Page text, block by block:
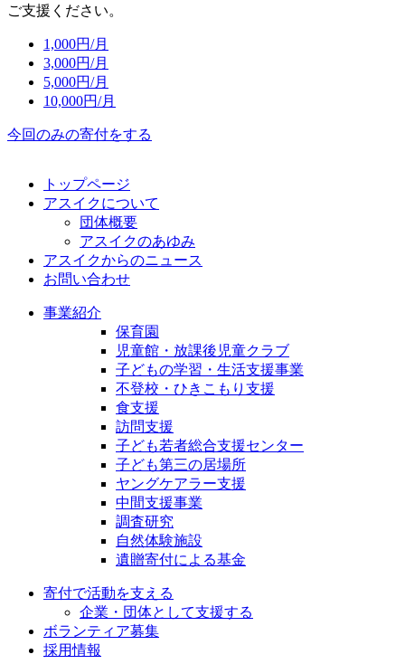
ご支援ください。
1,000円/月
3,000円/月
5,000円/月
10,000円/月
今回のみの寄付をする
トップページ
アスイクについて
団体概要
アスイクのあゆみ
アスイクからのニュース
お問い合わせ
事業紹介
保育園
児童館・放課後児童クラブ
子どもの学習・生活支援事業
不登校・ひきこもり支援
食支援
訪問支援
子ども若者総合支援センター
子ども第三の居場所
ヤングケアラー支援
中間支援事業
調査研究
自然体験施設
遺贈寄付による基金
寄付で活動を支える
企業・団体として支援する
ボランティア募集
採用情報